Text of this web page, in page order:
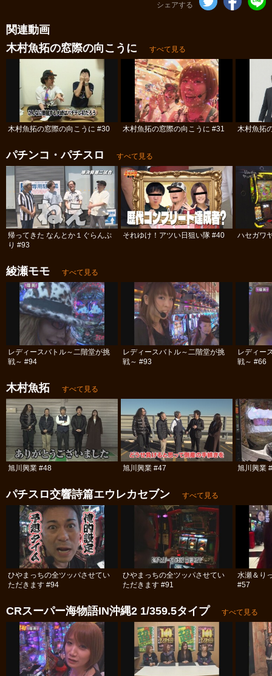
シェアする
関連動画
木村魚拓の窓際の向こうに
すべて見る
木村魚拓の窓際の向こうに #30 木村魚拓の窓際の向こうに #31 木村魚拓
パチンコ・パチスロ すべて見る
帰ってきた なんとか１ぐらんぷ
り #93
それゆけ！アツい日狙い隊 #40 ハセガワ
綾瀬モモ すべて見る
レディースバトル～二階堂が挑
戦～ #94
レディースバトル～二階堂が挑
戦～ #93
レディー
戦～ #66
木村魚拓 すべて見る
旭川興業 #48 旭川興業 #47 旭川興業
パチスロ交響詩篇エウレカセブン すべて見る
ひやまっちの全ツッパさせてい
ただきます #94
ひやまっちの全ツッパさせてい
ただきます #91
水瀬＆り
#57
CRスーパー海物語IN沖縄2 1/359.5タイプ すべて見る